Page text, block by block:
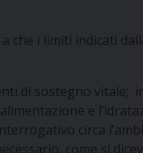
che i limiti indicati
di sostegno vitale;
e
circa
come si